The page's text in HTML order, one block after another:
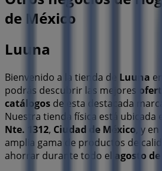
de México
Luuna
Bienvenido a la tienda de Luuna
podrás descubrir las mejores
catálogos de esta destacada
Nuestra tienda física está ubicada
Nte. 1312, Ciudad de México , y
amplia gama de productos de
ahorrar durante todo el agosto de